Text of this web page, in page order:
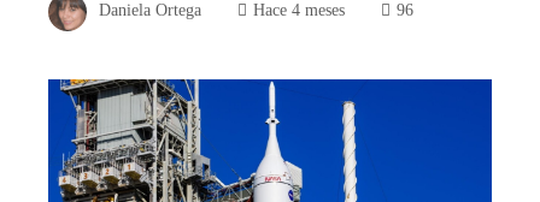
Daniela Ortega Hace 4 meses 96